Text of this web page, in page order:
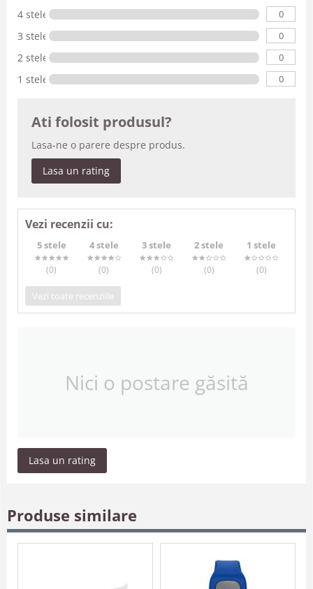
4 stele 0
3 stele 0
2 stele 0
1 stele 0
Ati folosit produsul?
Lasa-ne o parere despre produs.
Lasa un rating
Vezi recenzii cu:
5 stele
(0)
4 stele
(0)
3 stele
(0)
2 stele
(0)
1 stele
(0)
Vezi toate recenziile
Nici o postare găsită
Lasa un rating
Produse similare